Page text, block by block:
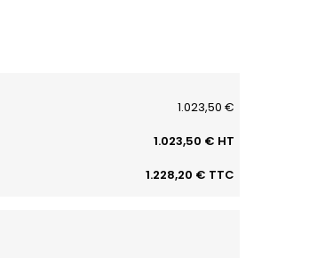
1.023,50 €
1.023,50 € HT
1.228,20 € TTC